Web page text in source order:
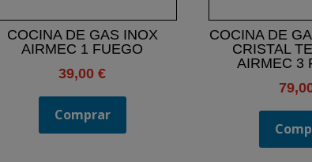
COCINA DE GAS INOX
AIRMEC 1 FUEGO
39,00€
Comprar
COCINA DE
CRISTAL
AIRMEC 3